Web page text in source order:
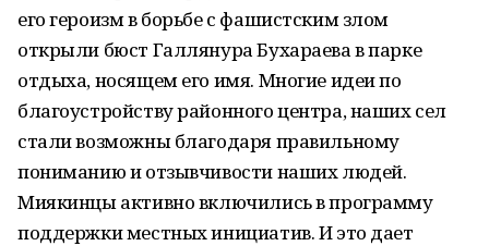
его героизм в борьбе с фашистским злом
открыли бюст Галлянура Бухараева в парке
отдыха, носящем его имя. Многие идеи по
благоустройству районного центра, наших сел
стали возможны благодаря правильному
пониманию и отзывчивости наших людей.
Миякинцы активно включились в программу
поддержки местных инициатив. И это дает